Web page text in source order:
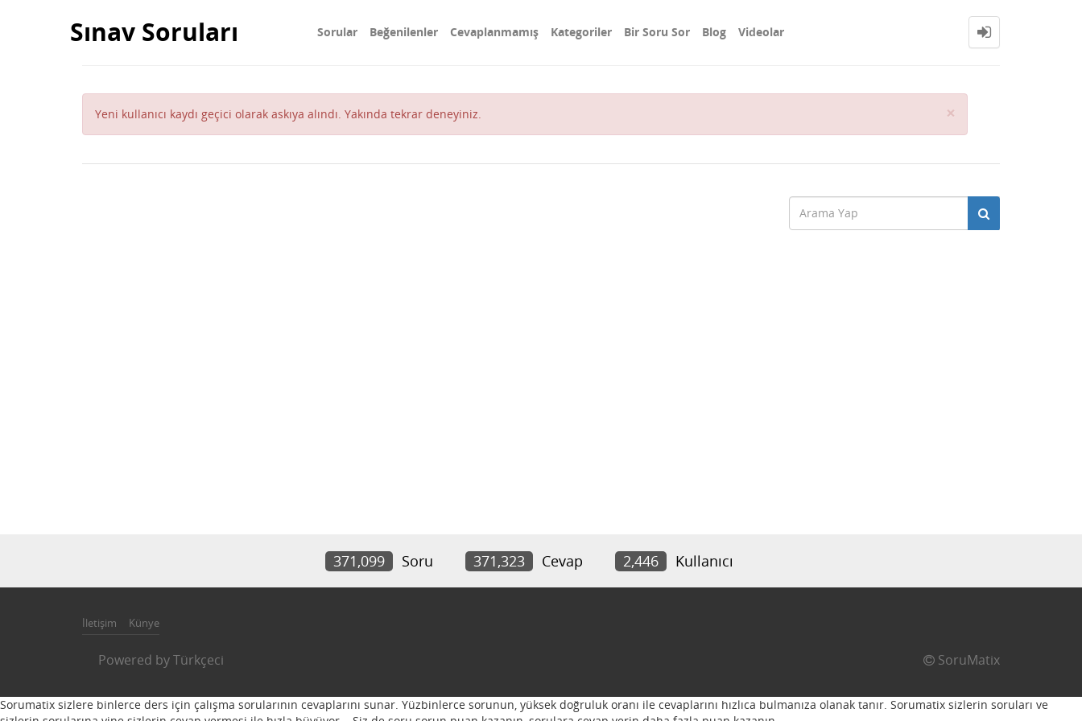
Sınav Soruları Sorular Beğenilenler Cevaplanmamış Kategoriler Bir Soru Sor Blog Videolar
Yeni kullanıcı kaydı geçici olarak askıya alındı. Yakında tekrar deneyiniz. ×
371,099 Soru 371,323 Cevap 2,446 Kullanıcı
İletişim Künye
Powered byTürkçeci SoruMatix
Sorumatix sizlere binlerce ders için çalışma sorularının cevaplarını sunar. Yüzbinlerce sorunun, yüksek doğruluk oranı ile cevaplarını hızlıca bulmanıza olanak tanır. Sorumatix sizlerin soruları ve